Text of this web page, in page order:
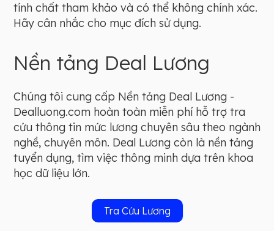
tính chất tham khảo và có thể không chính xác.
Hãy cân nhắc cho mục đích sử dụng.
Nền tảng Deal Lương
Chúng tôi cung cấp Nền tảng Deal Lương -
Dealluong.com hoàn toàn miễn phí hỗ trợ tra
cứu thông tin mức lương chuyên sâu theo ngành
nghề, chuyên môn. Deal Lương còn là nền tảng
tuyển dụng, tìm việc thông minh dựa trên khoa
học dữ liệu lớn.
Tra Cứu Lương